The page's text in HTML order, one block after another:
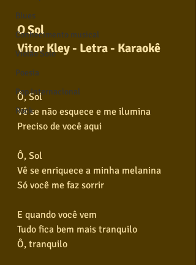
Blues
Conhecimento musical
Violão Solo
Poesia
Pop Internacional
Rock
O Sol
Vitor Kley - Letra - Karaokê
Ô, Sol
Vê se não esquece e me ilumina
Preciso de você aqui
Ô, Sol
Vê se enriquece a minha melanina
Só você me faz sorrir
E quando você vem
Tudo fica bem mais tranquilo
Ô, tranquilo